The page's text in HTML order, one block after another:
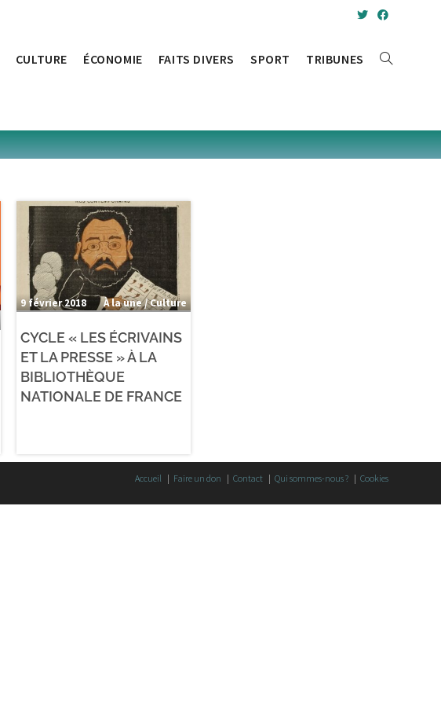
CULTURE ÉCONOMIE FAITS DIVERS SPORT TRIBUNES
9 février 2018 À la une / Culture
CYCLE « LES ÉCRIVAINS
ET LA PRESSE » À LA
BIBLIOTHÈQUE
NATIONALE DE FRANCE
Accueil Faire un don Contact Qui sommes-nous ? Cookies